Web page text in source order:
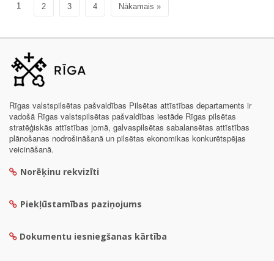
1 2 3 4 Nākamais »
Rīgas valstspilsētas pašvaldības Pilsētas attīstības departaments ir
vadošā Rīgas valstspilsētas pašvaldības iestāde Rīgas pilsētas
stratēģiskās attīstības jomā, galvaspilsētas sabalansētas attīstības
plānošanas nodrošināšanā un pilsētas ekonomikas konkurētspējas
veicināšanā.
Norēķinu rekvizīti
Piekļūstamības paziņojums
Dokumentu iesniegšanas kārtība